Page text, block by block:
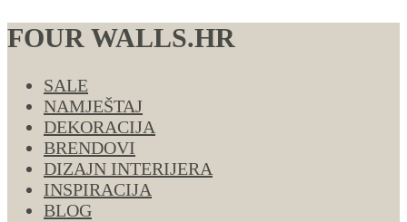
FOUR WALLS.HR
SALE
NAMJEŠTAJ
DEKORACIJA
BRENDOVI
DIZAJN INTERIJERA
INSPIRACIJA
BLOG